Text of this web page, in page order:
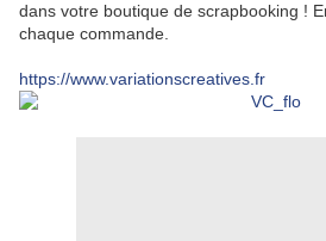
dans votre boutique de scrapbooking !
chaque commande.
https://www.variationscreatives.fr